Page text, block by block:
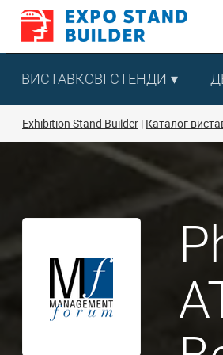
Перейти
змісту
ВИСТАВКОВІ СТЕНДИ
Exhibition Stand Builder Каталог